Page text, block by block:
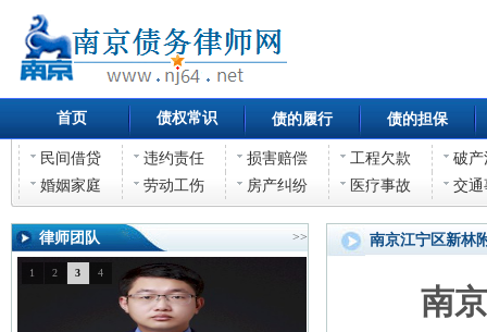
首页 债权常识 债的履行 债的担保
民间借贷 违约责任 损害赔偿 工程欠款
破产
婚姻家庭
劳动工伤 房产纠纷 医疗事故 交通
律师团队 >>
1 2 3 4
南京江宁区新林
南